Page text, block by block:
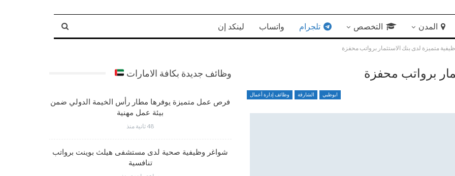
المدن التخصص تلجرام واتساب لينكد إن
متميزة لدى بنك الاستثمار برواتب محفزة
برواتب محفزة
ابوظبي الشارقة وظائف إدارة أعمال
وظائف جديدة بكافة الامارات
وظائف هندسية وإدارية لدى مؤسسة نفط الشارقة الوطنية
4 أسابيع منذ
فرص عمل متميزة يوفرها مطار رأس الخيمة الدولي ضمن
بيئة عمل مهنية
48 ثانية منذ
شواغر وظيفية صحية لدى مستشفى هيلث بوينت برواتب
تنافسية